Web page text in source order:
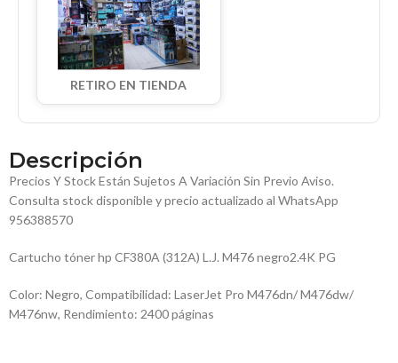
RETIRO EN TIENDA
Descripción
Precios Y Stock Están Sujetos A Variación Sin Previo Aviso.
Consulta stock disponible y precio actualizado al WhatsApp
956388570
Cartucho tóner hp CF380A (312A) L.J. M476 negro2.4K PG
Color: Negro, Compatibilidad: LaserJet Pro M476dn/ M476dw/
M476nw, Rendimiento: 2400 páginas